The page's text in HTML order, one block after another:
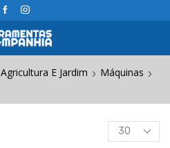
Agricultura E Jardim
Máquinas
Products
per